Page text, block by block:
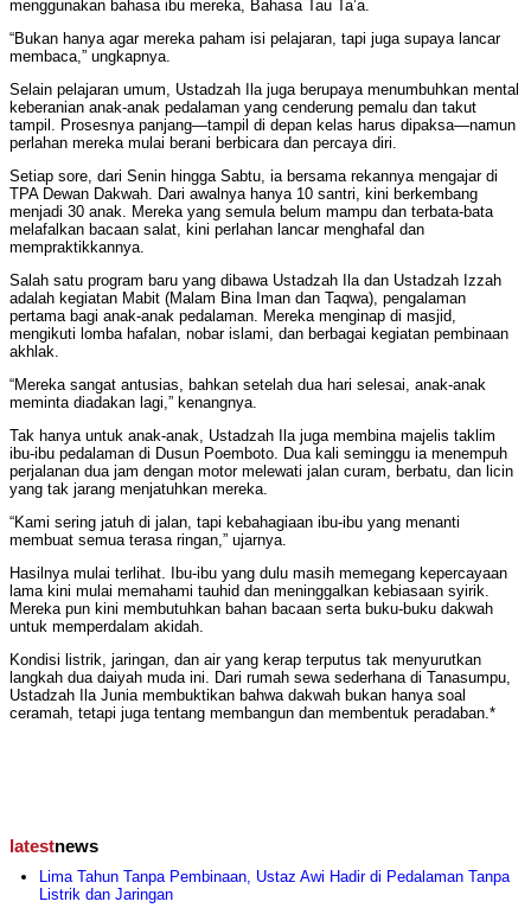
menggunakan bahasa ibu mereka, Bahasa Tau Ta’a.
“Bukan hanya agar mereka paham isi pelajaran, tapi juga supaya lancar
membaca,” ungkapnya.
Selain pelajaran umum, Ustadzah Ila juga berupaya menumbuhkan mental
keberanian anak-anak pedalaman yang cenderung pemalu dan takut
tampil. Prosesnya panjang—tampil di depan kelas harus dipaksa—namun
perlahan mereka mulai berani berbicara dan percaya diri.
Setiap sore, dari Senin hingga Sabtu, ia bersama rekannya mengajar di
TPA Dewan Dakwah. Dari awalnya hanya 10 santri, kini berkembang
menjadi 30 anak. Mereka yang semula belum mampu dan terbata-bata
melafalkan bacaan salat, kini perlahan lancar menghafal dan
mempraktikkannya.
Salah satu program baru yang dibawa Ustadzah Ila dan Ustadzah Izzah
adalah kegiatan Mabit (Malam Bina Iman dan Taqwa), pengalaman
pertama bagi anak-anak pedalaman. Mereka menginap di masjid,
mengikuti lomba hafalan, nobar islami, dan berbagai kegiatan pembinaan
akhlak.
“Mereka sangat antusias, bahkan setelah dua hari selesai, anak-anak
meminta diadakan lagi,” kenangnya.
Tak hanya untuk anak-anak, Ustadzah Ila juga membina majelis taklim
ibu-ibu pedalaman di Dusun Poemboto. Dua kali seminggu ia menempuh
perjalanan dua jam dengan motor melewati jalan curam, berbatu, dan licin
yang tak jarang menjatuhkan mereka.
“Kami sering jatuh di jalan, tapi kebahagiaan ibu-ibu yang menanti
membuat semua terasa ringan,” ujarnya.
Hasilnya mulai terlihat. Ibu-ibu yang dulu masih memegang kepercayaan
lama kini mulai memahami tauhid dan meninggalkan kebiasaan syirik.
Mereka pun kini membutuhkan bahan bacaan serta buku-buku dakwah
untuk memperdalam akidah.
Kondisi listrik, jaringan, dan air yang kerap terputus tak menyurutkan
langkah dua daiyah muda ini. Dari rumah sewa sederhana di Tanasumpu,
Ustadzah Ila Junia membuktikan bahwa dakwah bukan hanya soal
ceramah, tetapi juga tentang membangun dan membentuk peradaban.*
latestnews
Lima Tahun Tanpa Pembinaan, Ustaz Awi Hadir di Pedalaman Tanpa
Listrik dan Jaringan